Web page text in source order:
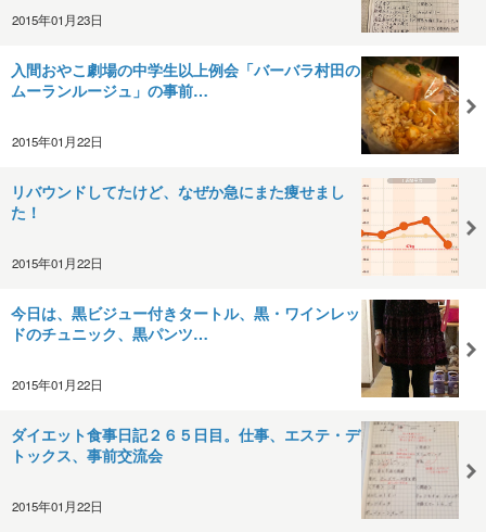
2015年01月23日
入間おやこ劇場の中学生以上例会「バーバラ村田の
ムーランルージュ」の事前…
2015年01月22日
リバウンドしてたけど、なぜか急にまた痩せまし
た！
2015年01月22日
今日は、黒ビジュー付きタートル、黒・ワインレッ
ドのチュニック、黒パンツ…
2015年01月22日
ダイエット食事日記２６５日目。仕事、エステ・デ
トックス、事前交流会
2015年01月22日